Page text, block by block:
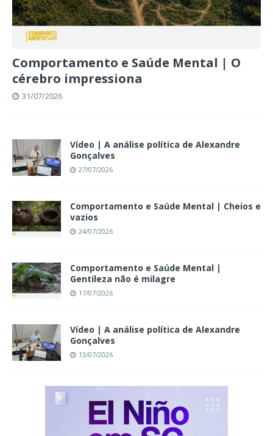
Comportamento e Saúde Mental | O
cérebro impressiona
31/07/2026
Vídeo | A análise política de Alexandre
Gonçalves
27/07/2026
Comportamento e Saúde Mental | Cheios e
vazios
24/07/2026
Comportamento e Saúde Mental |
Gentileza não é milagre
17/07/2026
Vídeo | A análise política de Alexandre
Gonçalves
13/07/2026